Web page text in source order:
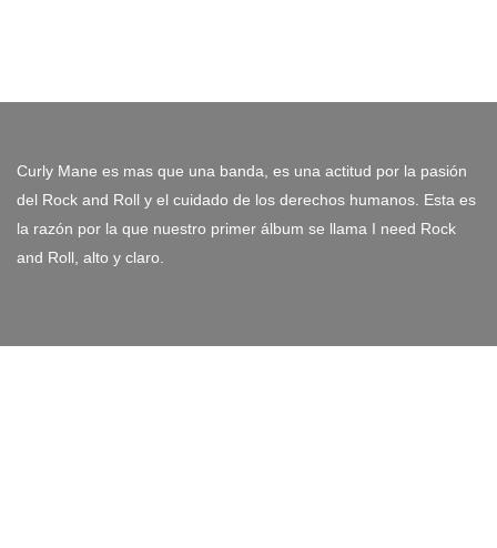
Curly Mane es mas que una banda, es una actitud por la pasión
del Rock and Roll y el cuidado de los derechos humanos. Esta es
la razón por la que nuestro primer álbum se llama I need Rock
and Roll, alto y claro.